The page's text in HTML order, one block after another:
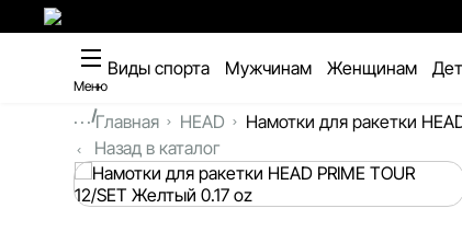
Меню
Виды спорта Мужчинам Женщинам
...Главная HEAD
Намотки для ракетки
Назад в каталог